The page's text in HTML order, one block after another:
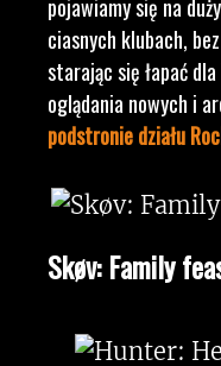
pojawiamy się na
ciasnych klubach,
starając się łapać
oglądania nowych i
podstronie działu
Skøv: Family